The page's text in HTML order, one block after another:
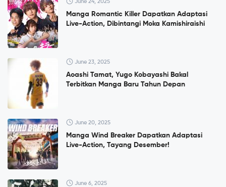
June 24, 2025
Manga Romantic Killer Dapatkan Adaptasi
Live-Action, Dibintangi Moka Kamishiraishi
June 23, 2025
Aoashi Tamat, Yugo Kobayashi Bakal
Terbitkan Manga Baru Tahun Depan
June 20, 2025
Manga Wind Breaker Dapatkan Adaptasi
Live-Action, Tayang Desember!
June 6, 2025